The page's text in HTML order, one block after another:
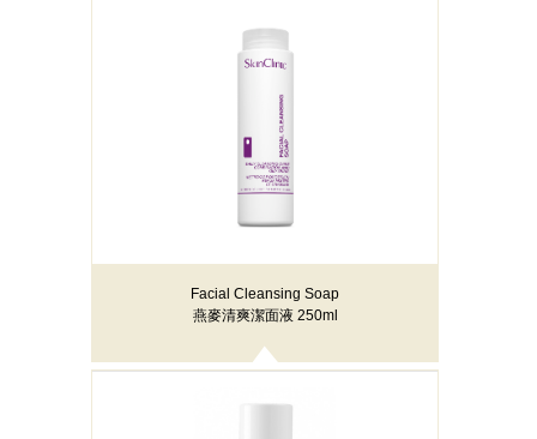
Facial Cleansing Soap
燕麥清爽潔面液 250ml